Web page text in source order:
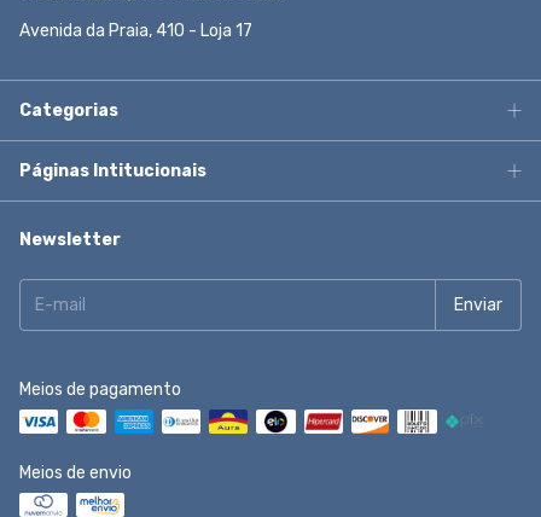
Avenida da Praia, 410 - Loja 17
Categorias
Páginas Intitucionais
Newsletter
Meios de pagamento
Meios de envio